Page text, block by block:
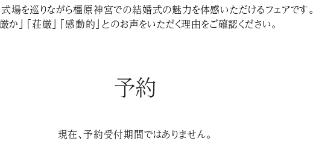
場を巡りながら橿原神宮での結婚式の魅力を体感いただけるフェアです。
か」「荘厳」「感動的」とのお声をいただく理由をご確認ください。
予約
現在、予約受付期間ではありません。